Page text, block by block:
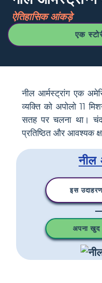
ऐतिहासिक आंकड़े
एक
नील आर्मस्ट्रांग एक
व्यक्ति को अपोलो 11
सतह पर चलना था।
प्रतिष्ठित और आवश्यक
नील
इस उदाहरण
अपना खुद